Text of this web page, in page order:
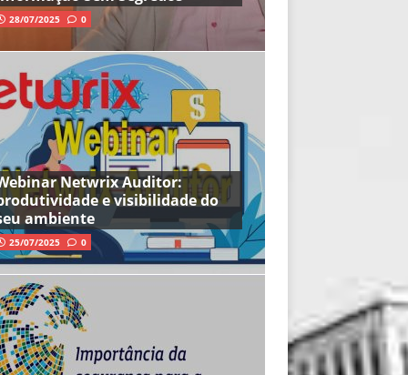
28/07/2025 0
Netwrix Auditor:
e visibilidade do
ambiente
25/07/2025 0